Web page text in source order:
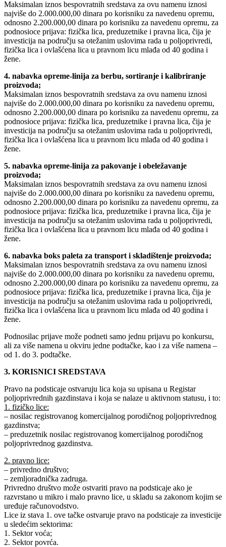
Maksimalan iznos bespovratnih sredstava za ovu namenu iznosi
najviše do 2.000.000,00 dinara po korisniku za navedenu opremu,
odnosno 2.200.000,00 dinara po korisniku za navedenu opremu, za
podnosioce prijava: fizička lica, preduzetnike i pravna lica, čija je
investicija na području sa otežanim uslovima rada u poljoprivredi,
fizička lica i ovlašćena lica u pravnom licu mlađa od 40 godina i
žene.
4. nabavka opreme-linija za berbu, sortiranje i kalibriranje
proizvoda;
Maksimalan iznos bespovratnih sredstava za ovu namenu iznosi
najviše do 2.000.000,00 dinara po korisniku za navedenu opremu,
odnosno 2.200.000,00 dinara po korisniku za navedenu opremu, za
podnosioce prijava: fizička lica, preduzetnike i pravna lica, čija je
investicija na području sa otežanim uslovima rada u poljoprivredi,
fizička lica i ovlašćena lica u pravnom licu mlađa od 40 godina i
žene.
5. nabavka opreme-linija za pakovanje i obeležavanje
proizvoda;
Maksimalan iznos bespovratnih sredstava za ovu namenu iznosi
najviše do 2.000.000,00 dinara po korisniku za navedenu opremu,
odnosno 2.200.000,00 dinara po korisniku za navedenu opremu, za
podnosioce prijava: fizička lica, preduzetnike i pravna lica, čija je
investicija na području sa otežanim uslovima rada u poljoprivredi,
fizička lica i ovlašćena lica u pravnom licu mlađa od 40 godina i
žene.
6. nabavka boks paleta za transport i skladištenje proizvoda;
Maksimalan iznos bespovratnih sredstava za ovu namenu iznosi
najviše do 2.000.000,00 dinara po korisniku za navedenu opremu,
odnosno 2.200.000,00 dinara po korisniku za navedenu opremu, za
podnosioce prijava: fizička lica, preduzetnike i pravna lica, čija je
investicija na području sa otežanim uslovima rada u poljoprivredi,
fizička lica i ovlašćena lica u pravnom licu mlađa od 40 godina i
žene.
Podnosilac prijave može podneti samo jednu prijavu po konkursu,
ali za više namena u okviru jedne podtačke, kao i za više namena –
od 1. do 3. podtačke.
3. KORISNICI SREDSTAVA
Pravo na podsticaje ostvaruju lica koja su upisana u Registar
poljoprivrednih gazdinstava i koja se nalaze u aktivnom statusu, i to:
1. fizičko lice:
– nosilac registrovanog komercijalnog porodičnog poljoprivrednog
gazdinstva;
– preduzetnik nosilac registrovanog komercijalnog porodičnog
poljoprivrednog gazdinstva.
2. pravno lice:
– privredno društvo;
– zemljoradnička zadruga.
Privredno društvo može ostvariti pravo na podsticaje ako je
razvrstano u mikro i malo pravno lice, u skladu sa zakonom kojim se
uređuje računovodstvo.
Lice iz stava 1. ove tačke ostvaruje pravo na podsticaje za investicije
u sledećim sektorima:
1. Sektor voća;
2. Sektor povrća.